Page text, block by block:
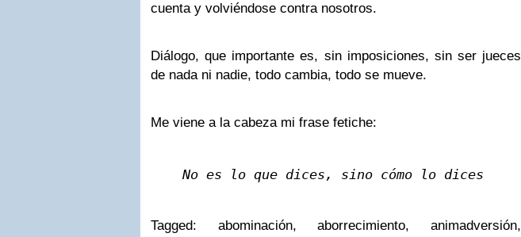
cuenta y volviéndose contra nosotros.
Diálogo, que importante es, sin imposiciones, sin ser jueces
de nada ni nadie, todo cambia, todo se mueve.
Me viene a la cabeza mi frase fetiche:
No es lo que dices, sino cómo lo dices
Tagged: abominación, aborrecimiento, animadversión,